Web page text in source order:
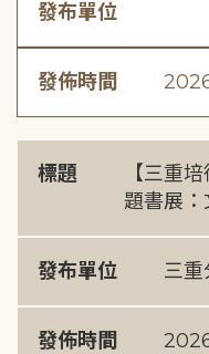
發布單位
發佈時間
標題
【三重
題書展
發布單位 三重
發佈時間